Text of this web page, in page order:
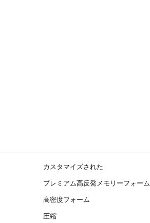
カスタマイズされた
プレミアム高反発メモリーフォーム
高密度フォーム
圧縮